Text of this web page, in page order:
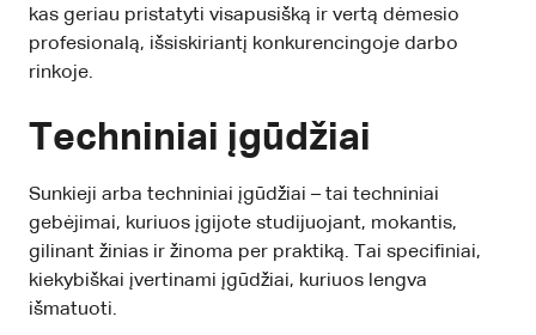
kas geriau pristatyti visapusišką ir vertą dėmesio
profesionalą, išsiskiriantį konkurencingoje darbo
rinkoje.
Techniniai įgūdžiai
Sunkieji arba techniniai įgūdžiai – tai techniniai
gebėjimai, kuriuos įgijote studijuojant, mokantis,
gilinant žinias ir žinoma per praktiką. Tai specifiniai,
kiekybiškai įvertinami įgūdžiai, kuriuos lengva
išmatuoti.